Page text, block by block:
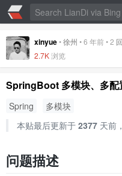
xinyue•徐州 •6 年前•2
2.7K浏览
SpringBoot 多模块、多
Spring
多模块
本贴最后更新于 2377天前
问题描述